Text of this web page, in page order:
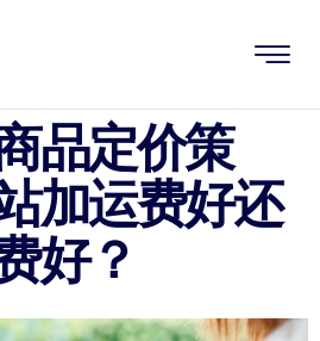
品定价策
加运费好还
好？